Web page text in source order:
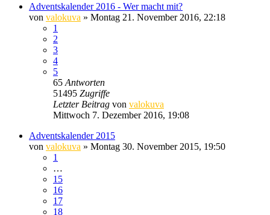
Adventskalender 2016 - Wer macht mit?
von valokuva » Montag 21. November 2016, 22:18
1
2
3
4
5
65 Antworten
51495 Zugriffe
Letzter Beitrag von valokuva
Mittwoch 7. Dezember 2016, 19:08
Adventskalender 2015
von valokuva » Montag 30. November 2015, 19:50
1
…
15
16
17
18